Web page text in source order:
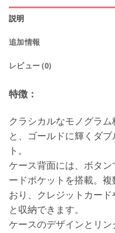
説明
追加情報
レビュー (0)
特徴：
クラシカルなモノグラ
と、ゴールドに輝くダ
ト。
ケース背面には、ボタ
ードポケットを搭載。
おり、クレジットカー
と収納できます。
ケースのデザインとリ